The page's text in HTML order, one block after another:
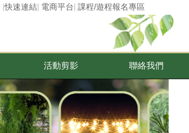
課程/遊程報名專區
電商平台
快速連結
|
活動剪影 聯絡我們